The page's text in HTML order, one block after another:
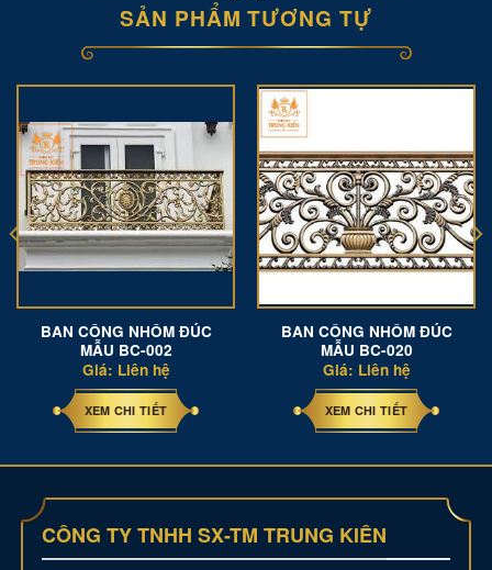
SẢN PHẨM TƯƠNG TỰ
BAN CÔNG NHÔM ĐÚC
MẪU BC-002
Giá: Liên hệ
XEM CHI TIẾT
BAN CÔNG NHÔM ĐÚC
MẪU BC-020
Giá: Liên hệ
XEM CHI TIẾT
CÔNG TY TNHH SX-TM TRUNG KIÊN